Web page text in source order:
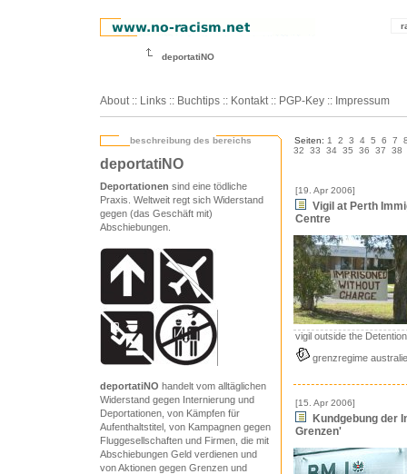
deportatiNO
About :: Links :: Buchtips :: Kontakt :: PGP-Key :: Impressum
beschreibung des bereichs
deportatiNO
Deportationen sind eine tödliche
Praxis. Weltweit regt sich Widerstand
gegen (das Geschäft mit)
Abschiebungen.
deportatiNO handelt vom alltäglichen
Widerstand gegen Internierung und
Deportationen, von Kämpfen für
Aufenthaltstitel, von Kampagnen gegen
Fluggesellschaften und Firmen, die mit
Abschiebungen Geld verdienen und
von Aktionen gegen Grenzen und
Seiten: 1 2 3 4 5 6 7
32
33 34 35 36 37 38
[19. Apr 2006]
Vigil at Perth
Centre
vigil outside the
grenzregime
[15. Apr 2006]
Kundgebung der
Grenzen'